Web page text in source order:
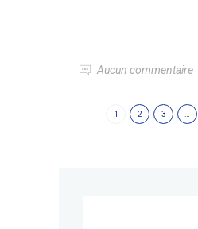
Aucun commentaire
1 2 3